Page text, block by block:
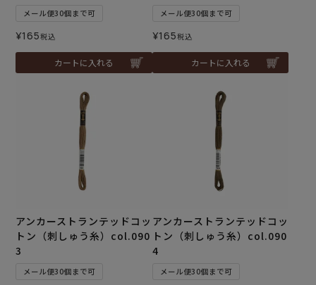
メール便30個まで可
¥165税込
カートに入れる
メール便30個まで可
¥165税込
カートに入れる
アンカーストランテッドコッ
トン（刺しゅう糸）col.090
3
メール便30個まで可
アンカーストランテッドコッ
トン（刺しゅう糸）col.090
4
メール便30個まで可